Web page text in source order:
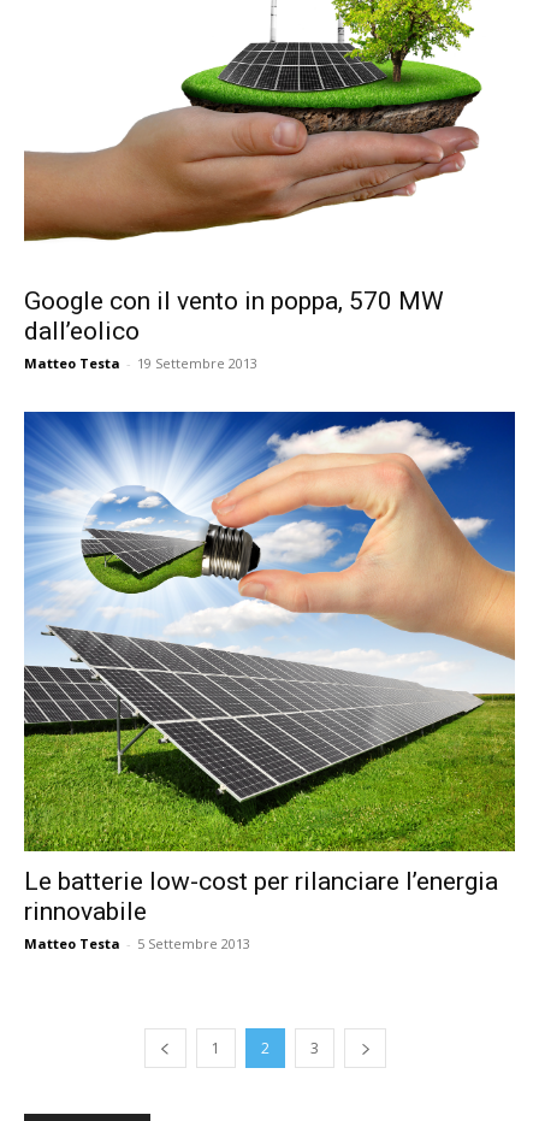
Google con il vento in poppa, 570 MW
dall’eolico
Matteo Testa - 19 Settembre 2013
Le batterie low-cost per rilanciare l’energia
rinnovabile
Matteo Testa - 5 Settembre 2013
1 2 3